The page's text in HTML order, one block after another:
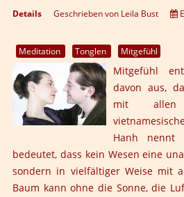
Details Geschrieben von Leila Bust
Meditation Tonglen Mitgefühl
Mitgefühl
davon aus,
mit allen
Hanh nennt
bedeutet, dass kein Wesen eine
sondern in vielfältiger Weise mit
Baum kann ohne die Sonne, die